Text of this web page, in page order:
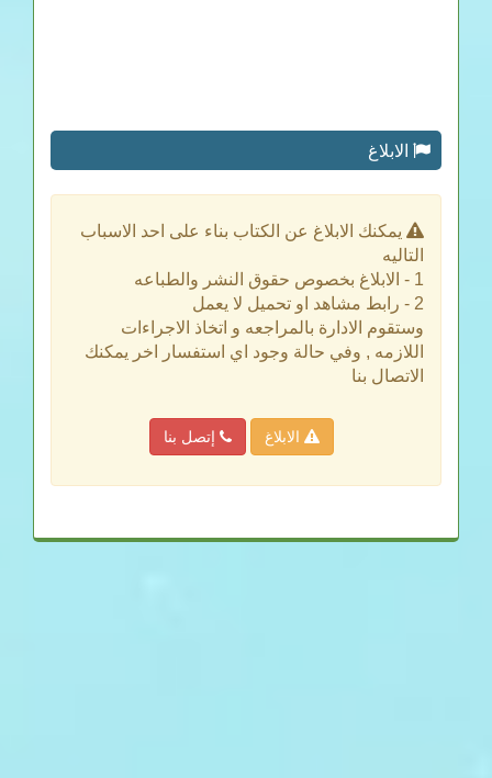
الابلاغ
يمكنك الابلاغ عن الكتاب بناء على احد الاسباب
التاليه
1 - الابلاغ بخصوص حقوق النشر والطباعه
2 - رابط مشاهد او تحميل لا يعمل
وستقوم الادارة بالمراجعه و اتخاذ الاجراءات
اللازمه , وفي حالة وجود اي استفسار اخر يمكنك
الاتصال بنا
الابلاغ إتصل بنا